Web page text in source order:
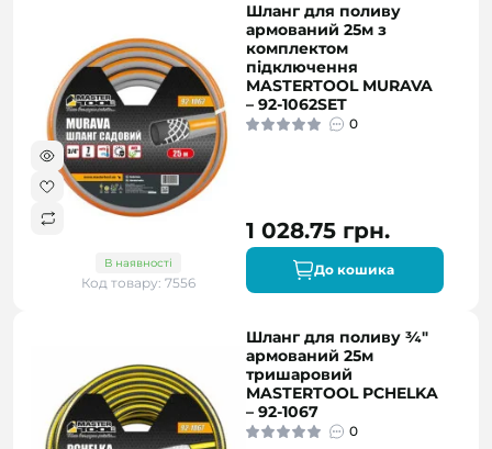
В наявності
Код товару: 7556
Шланг для поливу
армований 25м з
комплектом
підключення
MASTERTOOL MURAVA
– 92-1062SET
0
1 028.75 грн.
До кошика
Шланг для поливу ¾"
армований 25м
тришаровий
MASTERTOOL PCHELKA
– 92-1067
0